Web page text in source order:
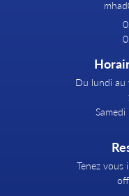
Du lundi au
Tenez vous